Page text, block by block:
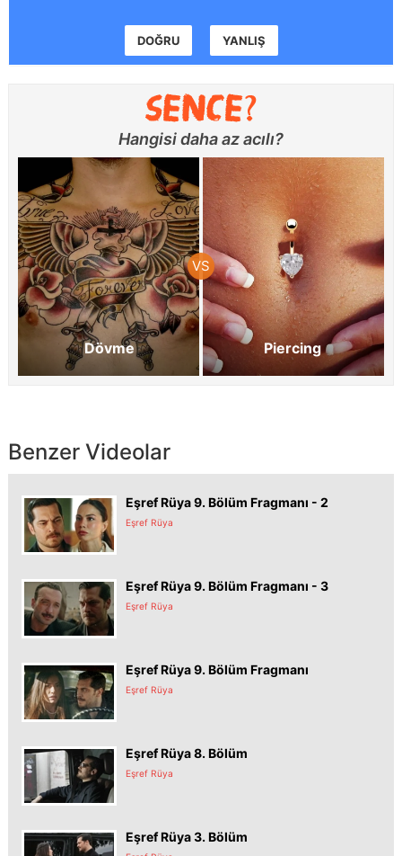
DOĞRU YANLIŞ
Hangisi daha az acılı?
Dövme Piercing
Benzer Videolar
Eşref Rüya 9. Bölüm Fragmanı - 2
Eşref Rüya
Eşref Rüya 9. Bölüm Fragmanı - 3
Eşref Rüya
Eşref Rüya 9. Bölüm Fragmanı
Eşref Rüya
Eşref Rüya 8. Bölüm
Eşref Rüya
Eşref Rüya 3. Bölüm